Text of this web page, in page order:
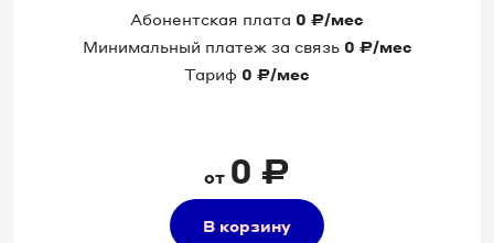
8 8212 23-94-16
8 8212 23-94-53
8 8212 23-97-32
8 8212 23-97-43
Абонентская плата 0 ₽/мес
Минимальный платеж за связь 0 ₽/мес
Тариф 0 ₽/мес
от 0 ₽
В корзину